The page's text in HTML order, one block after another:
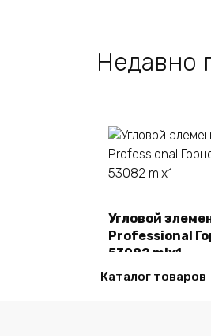
Недавно
В
Угловой
Professional
53082 mix1
2470,00₽
Каталог товаров